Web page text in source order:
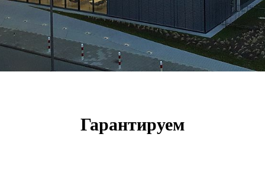
Гарантируем